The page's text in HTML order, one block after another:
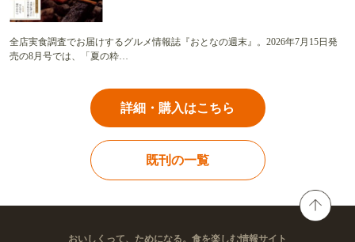
全店実食調査でお届けするグルメ情報誌『おとなの週末』。2026年7月15日発
売の8月号では、「夏の粋…
詳細・購入はこちら
既刊の一覧
おいしくって、ためになる。食を楽しむ情報サイト